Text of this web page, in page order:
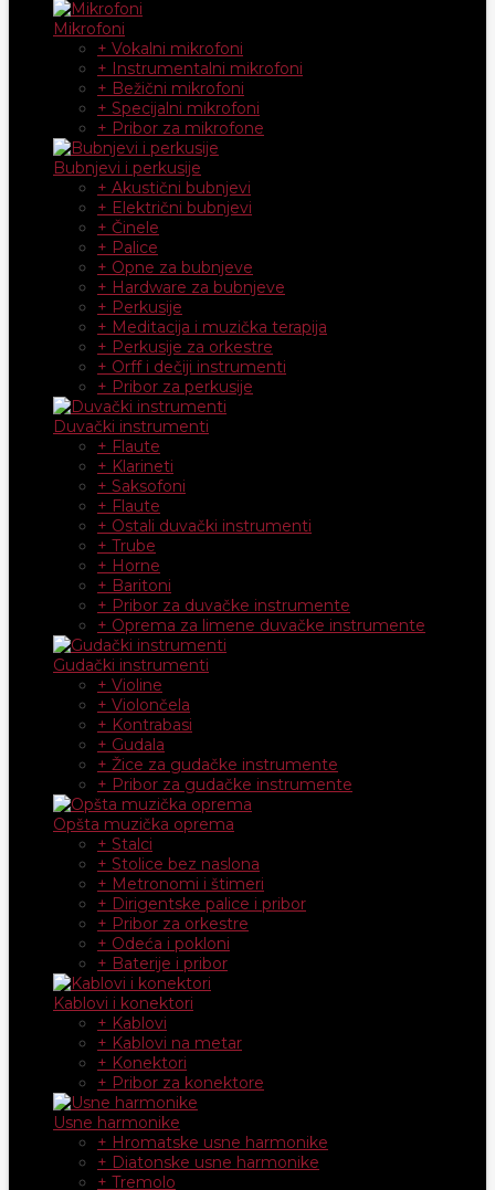
Mikrofoni
+ Vokalni mikrofoni
+ Instrumentalni mikrofoni
+ Bežični mikrofoni
+ Specijalni mikrofoni
+ Pribor za mikrofone
Bubnjevi i perkusije
+ Akustični bubnjevi
+ Električni bubnjevi
+ Činele
+ Palice
+ Opne za bubnjeve
+ Hardware za bubnjeve
+ Perkusije
+ Meditacija i muzička terapija
+ Perkusije za orkestre
+ Orff i dečiji instrumenti
+ Pribor za perkusije
Duvački instrumenti
+ Flaute
+ Klarineti
+ Saksofoni
+ Flaute
+ Ostali duvački instrumenti
+ Trube
+ Horne
+ Baritoni
+ Pribor za duvačke instrumente
+ Oprema za limene duvačke instrumente
Gudački instrumenti
+ Violine
+ Violončela
+ Kontrabasi
+ Gudala
+ Žice za gudačke instrumente
+ Pribor za gudačke instrumente
Opšta muzička oprema
+ Stalci
+ Stolice bez naslona
+ Metronomi i štimeri
+ Dirigentske palice i pribor
+ Pribor za orkestre
+ Odeća i pokloni
+ Baterije i pribor
Kablovi i konektori
+ Kablovi
+ Kablovi na metar
+ Konektori
+ Pribor za konektore
Usne harmonike
+ Hromatske usne harmonike
+ Diatonske usne harmonike
+ Tremolo